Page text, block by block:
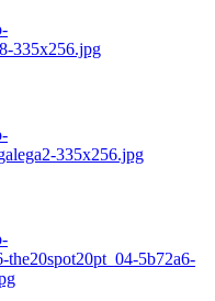
335x256.jpg
335x256.jpg
the20spot20pt_04-5b72a6-